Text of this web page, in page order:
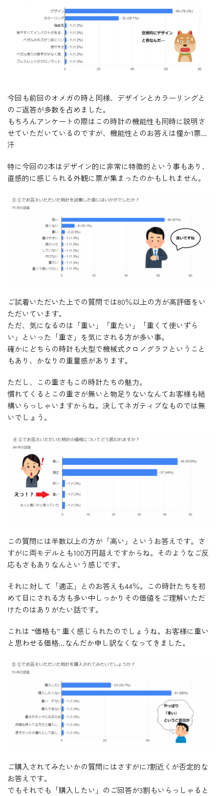
今回も前回のオメガの時と同様、デザインとカラーリングと
のご返答が多数を占めました。
もちろんアンケートの際はこの時計の機能性も同時に説明さ
せていただいているのですが、機能性とのお答えは僅か1票…
汗
特に今回の2本はデザイン的に非常に特徴的という事もあり、
直感的に感じられる外観に票が集まったのかもしれません。
ご試着いただいた上での質問では80％以上の方が高評価をい
ただいています。
ただ、気になるのは「重い」「重たい」「重くて使いずら
い」といった「重さ」を気にされる方が多い事。
確かにどちらの時計も大型で機械式クロノグラフということ
もあり、かなりの重量感があります。
ただし、この重さもこの時計たちの魅力。
慣れてくるとこの重さが無いと物足りないなんてお客様も結
構いらっしゃいますからね。決してネガティブなものでは無
いでしょう。
この質問には半数以上の方が「高い」というお答えです。さ
すがに両モデルとも100万円超えですからね。そのようなご反
応もさもありなんという感じです。
それに対して「適正」とのお答えも44％。この時計たちを初
めて目にされる方も多い中しっかりその価値をご理解いただ
けたのはありがたい話です。
これは “価格も” 重く感じられたのでしょうね。お客様に重い
と思わせる価格…なんだか申し訳なくなってきました。
ご購入されてみたいかの質問にはさすがに7割近くが否定的な
お答えです。
でもそれでも「購入したい」のご回答が3割もいらっしゃると